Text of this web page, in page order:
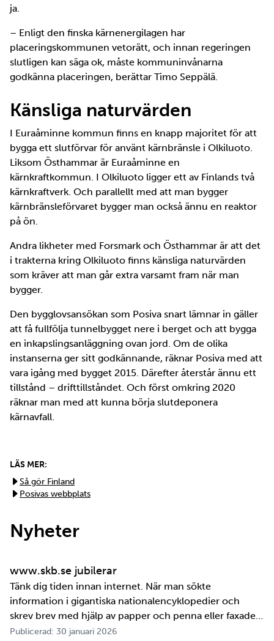
ja.
– Enligt den finska kärnenergilagen har
placeringskommunen vetorätt, och innan regeringen
slutligen kan säga ok, måste kommuninvånarna
godkänna placeringen, berättar Timo Seppälä.
Känsliga naturvärden
I Euraåminne kommun finns en knapp majoritet för att
bygga ett slutförvar för använt kärnbränsle i Olkiluoto.
Liksom Östhammar är Euraåminne en
kärnkraftkommun. I Olkiluoto ligger ett av Finlands två
kärnkraftverk. Och parallellt med att man bygger
kärnbränsleförvaret bygger man också ännu en reaktor
på ön.
Andra likheter med Forsmark och Östhammar är att det
i trakterna kring Olkiluoto finns känsliga naturvärden
som kräver att man går extra varsamt fram när man
bygger.
Den bygglovsansökan som Posiva snart lämnar in gäller
att få fullfölja tunnelbygget nere i berget och att bygga
en inkapslingsanläggning ovan jord. Om de olika
instanserna ger sitt godkännande, räknar Posiva med att
vara igång med bygget 2015. Därefter återstår ännu ett
tillstånd – drifttillståndet. Och först omkring 2020
räknar man med att kunna börja slutdeponera
kärnavfall.
LÄS MER:
Så gör Finland
Posivas webbplats
Nyheter
www.skb.se jubilerar
Tänk dig tiden innan internet. När man sökte
information i gigantiska nationalencyklopedier och
skrev brev med hjälp av papper och penna eller faxade
om ett meddelande skulle fram snabbt. Det är inte
Publicerad: 30 januari 2026